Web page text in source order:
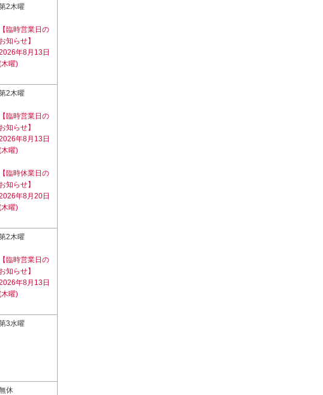
2木曜
【臨時営業日の
お知らせ】
年8月13日
木曜)
2木曜
【臨時営業日の
お知らせ】
年8月13日
木曜)
【臨時休業日の
お知らせ】
年8月20日
木曜)
2木曜
【臨時営業日の
お知らせ】
年8月13日
木曜)
3水曜
休